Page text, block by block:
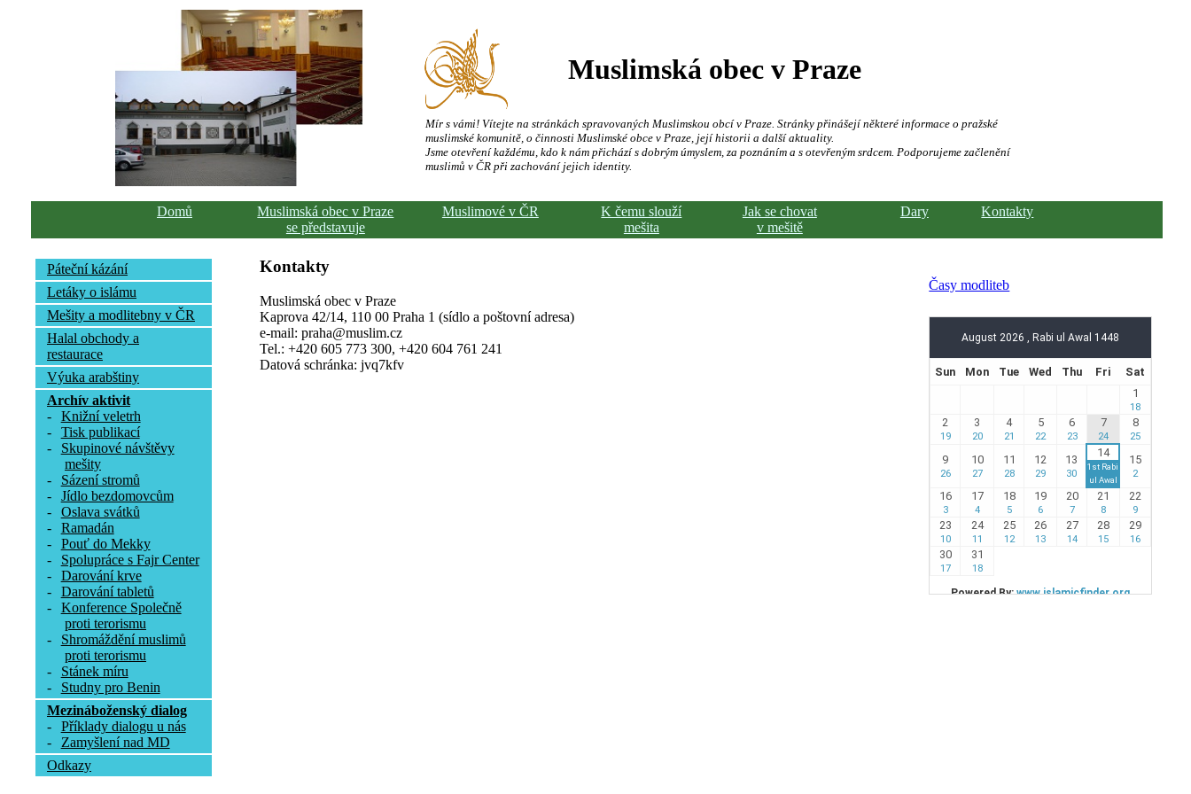
Muslimská obec v Praze
Mír s vámi! Vítejte na stránkách spravovaných Muslimskou obcí v Praze. Stránky přinášejí některé informace o pražské
muslimské komunitě, o činnosti Muslimské obce v Praze, její historii a další aktuality.
Jsme otevření každému, kdo k nám přichází s dobrým úmyslem, za poznáním a s otevřeným srdcem. Podporujeme začlenění
muslimů v ČR při zachování jejich identity.
Domů
Muslimská obec v Praze
se představuje
Muslimové v ČR
K čemu slouží
mešita
Jak se chovat
v mešitě
Dary Kontakty
Páteční kázání
Letáky o islámu
Mešity a modlitebny v ČR
Halal obchody a
restaurace
Výuka arabštiny
Archív aktivit
-
Knižní veletrh
-
Tisk publikací
-
Skupinové návštěvy
mešity
-
Sázení stromů
-
Jídlo bezdomovcům
-
Oslava svátků
-
Ramadán
-
Pouť do Mekky
-
Spolupráce s Fajr Center
-
Darování krve
-
Darování tabletů
-
Konference Společně
proti terorismu
-
Shromáždění muslimů
proti terorismu
-
Stánek míru
-
Studny pro Benin
Mezináboženský dialog
-
Příklady dialogu u nás
-
Zamyšlení nad MD
Odkazy
Kontakty
Muslimská obec v Praze
Kaprova 42/14, 110 00 Praha 1 (sídlo a poštovní adresa)
e-mail: praha@muslim.cz
Tel.: +420 605 773 300, +420 604 761 241
Datová schránka: jvq7kfv
Časy modliteb